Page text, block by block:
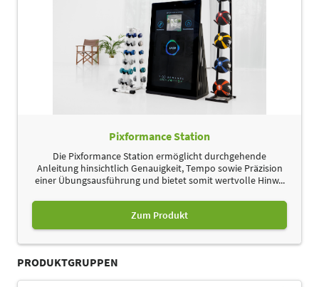
Pixformance Station
Die Pixformance Station ermöglicht durchgehende
Anleitung hinsichtlich Genauigkeit, Tempo sowie Präzision
einer Übungsausführung und bietet somit wertvolle Hinw...
Zum Produkt
PRODUKTGRUPPEN